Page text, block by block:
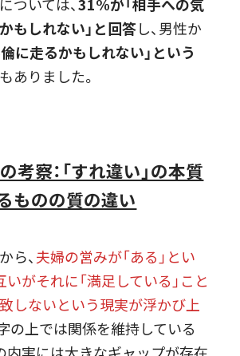
もしれない」と回答し、男性か
倫に走るかもしれない」という
もありました。
考察：「すれ違い」の本質
ものの質の違い
ら、 夫婦の営みが「ある」とい
いがそれに「満足している」こと
しないという現実が浮かび上
の上では関係を維持している